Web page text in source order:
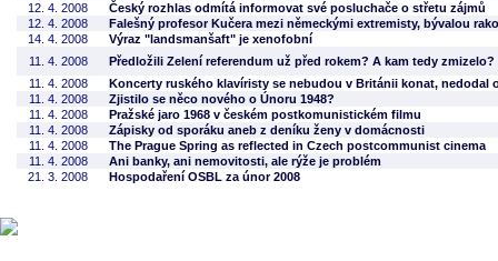
12. 4. 2008
Český rozhlas odmítá informovat své posluchače o střetu zájmů
12. 4. 2008
Falešný profesor Kučera mezi německými extremisty, bývalou
14. 4. 2008
Výraz "landsmanšaft" je xenofobní
11. 4. 2008
Předložili Zelení referendum už před rokem? A kam tedy zmizelo?
11. 4. 2008
Koncerty ruského klavíristy se nebudou v Británii konat, nedodal
11. 4. 2008
Zjistilo se něco nového o Únoru 1948?
11. 4. 2008
Pražské jaro 1968 v českém postkomunistickém filmu
11. 4. 2008
Zápisky od sporáku aneb z deníku ženy v domácnosti
11. 4. 2008
The Prague Spring as reflected in Czech postcommunist cinema
11. 4. 2008
Ani banky, ani nemovitosti, ale rýže je problém
21. 3. 2008
Hospodaření OSBL za únor 2008